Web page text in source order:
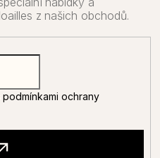
podmínkami ochrany